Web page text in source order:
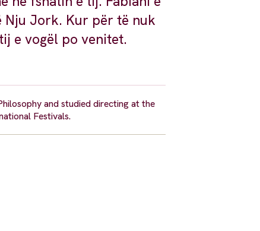
Nju Jork. Kur për të nuk
e vogël po venitet.
and studied directing at the
Festivals.